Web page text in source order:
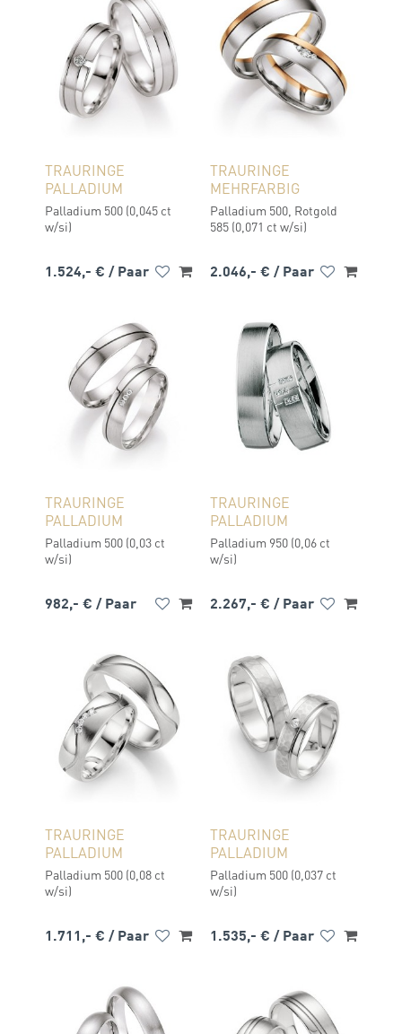
TRAURINGE
PALLADIUM
Palladium 500 (0,045 ct
w/si)
1.524,- € / Paar
TRAURINGE
MEHRFARBIG
Palladium 500, Rotgold
585 (0,071 ct w/si)
2.046,- € / Paar
TRAURINGE
PALLADIUM
Palladium 500 (0,03 ct
w/si)
982,- € / Paar
TRAURINGE
PALLADIUM
Palladium 950 (0,06 ct
w/si)
2.267,- € / Paar
TRAURINGE
PALLADIUM
Palladium 500 (0,08 ct
w/si)
1.711,- € / Paar
TRAURINGE
PALLADIUM
Palladium 500 (0,037 ct
w/si)
1.535,- € / Paar